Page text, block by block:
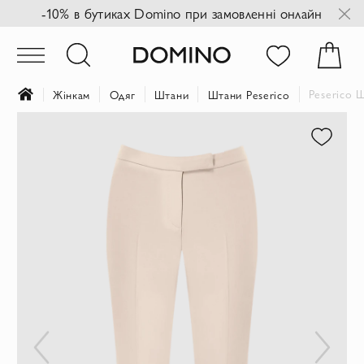
-10% в бутиках Domino при замовленні онлайн
Жінкам Одяг Штани Штани Peserico Peserico